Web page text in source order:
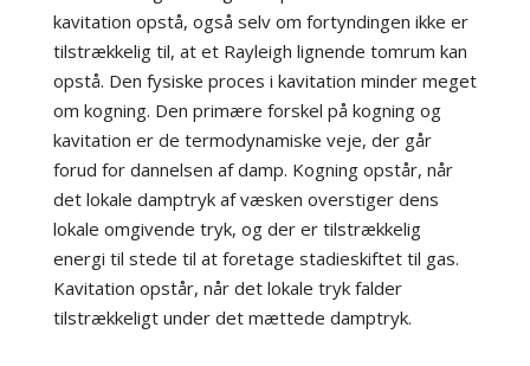
kavitation opstå, også selv om fortyndingen ikke er
tilstrækkelig til, at et Rayleigh lignende tomrum kan
opstå. Den fysiske proces i kavitation minder meget
om kogning. Den primære forskel på kogning og
kavitation er de termodynamiske veje, der går
forud for dannelsen af damp. Kogning opstår, når
det lokale damptryk af væsken overstiger dens
lokale omgivende tryk, og der er tilstrækkelig
energi til stede til at foretage stadieskiftet til gas.
Kavitation opstår, når det lokale tryk falder
tilstrækkeligt under det mættede damptryk.